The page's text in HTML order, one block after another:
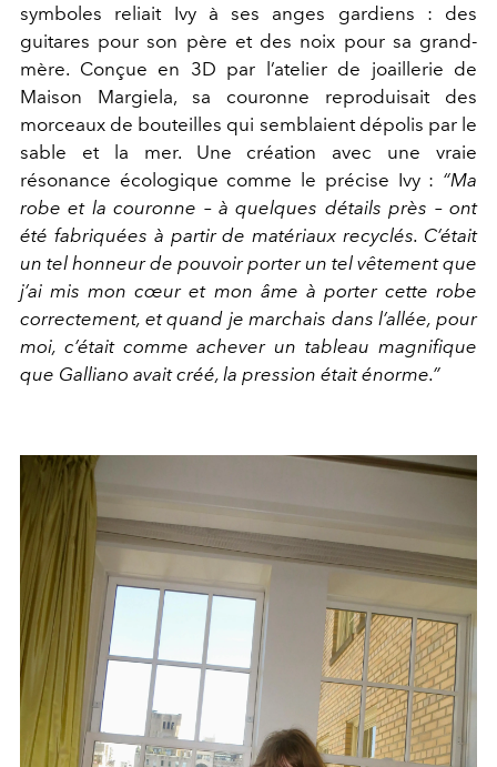
symboles reliait Ivy à ses anges gardiens : des
guitares pour son père et des noix pour sa grand-
mère. Conçue en 3D par l’atelier de joaillerie de
Maison Margiela, sa couronne reproduisait des
morceaux de bouteilles qui semblaient dépolis par le
sable et la mer. Une création avec une vraie
résonance écologique comme le précise Ivy : “Ma
robe et la couronne – à quelques détails près – ont
été fabriquées à partir de matériaux recyclés. C’était
un tel honneur de pouvoir porter un tel vêtement que
j’ai mis mon cœur et mon âme à porter cette robe
correctement, et quand je marchais dans l’allée, pour
moi, c’était comme achever un tableau magnifique
que Galliano avait créé, la pression était énorme.”